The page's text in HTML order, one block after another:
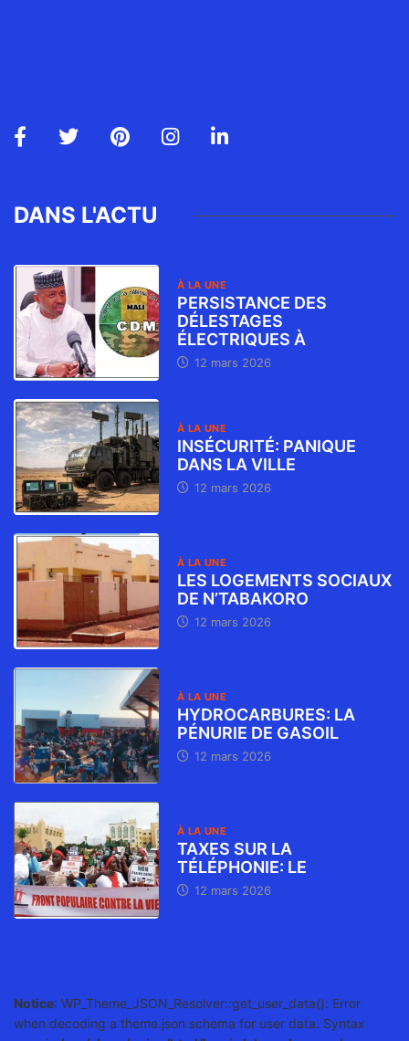
DANS L'ACTU
À LA UNE
PERSISTANCE DES
DÉLESTAGES
ÉLECTRIQUES À
12 mars 2026
À LA UNE
INSÉCURITÉ: PANIQUE
DANS LA VILLE
12 mars 2026
À LA UNE
LES LOGEMENTS SOCIAUX
DE N’TABAKORO
12 mars 2026
À LA UNE
HYDROCARBURES: LA
PÉNURIE DE GASOIL
12 mars 2026
À LA UNE
TAXES SUR LA
TÉLÉPHONIE: LE
12 mars 2026
Notice: WP_Theme_JSON_Resolver::get_user_data(): Error
when decoding a theme.json schema for user data. Syntax